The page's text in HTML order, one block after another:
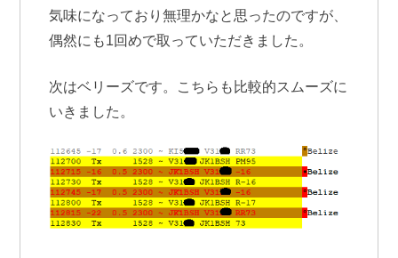
気味になっており無理かなと思ったのですが、
偶然にも1回めで取っていただきました。
次はベリーズです。こちらも比較的スムーズに
いきました。